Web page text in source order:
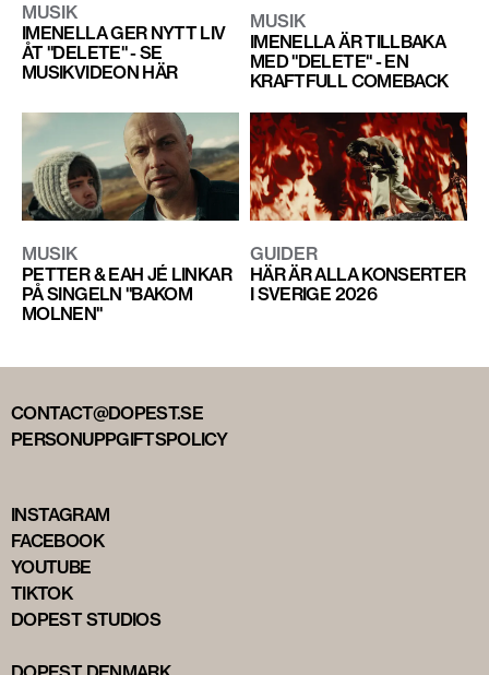
MUSIK
IMENELLA GER NYTT LIV
ÅT "DELETE" - SE
MUSIKVIDEON HÄR
MUSIK
IMENELLA ÄR TILLBAKA
MED "DELETE" - EN
KRAFTFULL COMEBACK
MUSIK
PETTER & EAH JÉ LINKAR
PÅ SINGELN "BAKOM
MOLNEN"
GUIDER
HÄR ÄR ALLA KONSERTER
I SVERIGE 2026
CONTACT@DOPEST.SE
PERSONUPPGIFTSPOLICY
INSTAGRAM
FACEBOOK
YOUTUBE
TIKTOK
DOPEST STUDIOS